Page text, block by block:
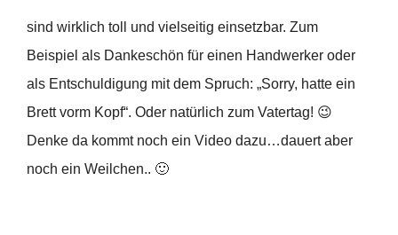
sind wirklich toll und vielseitig einsetzbar. Zum
Beispiel als Dankeschön für einen Handwerker oder
als Entschuldigung mit dem Spruch: „Sorry, hatte ein
Brett vorm Kopf“. Oder natürlich zum Vatertag! 😉
Denke da kommt noch ein Video dazu…dauert aber
noch ein Weilchen.. 🙂